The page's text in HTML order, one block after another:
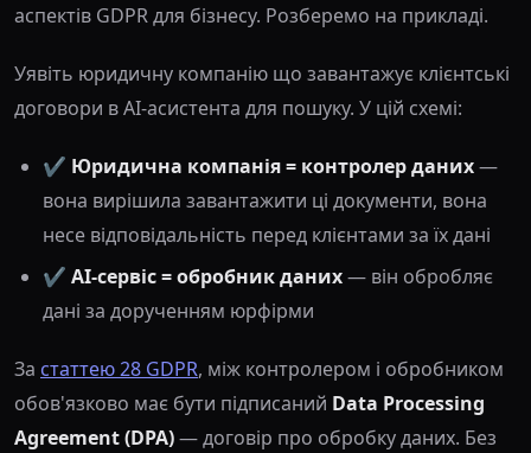
аспектів GDPR для бізнесу. Розберемо на прикладі.
Уявіть юридичну компанію що завантажує клієнтські
договори в AI-асистента для пошуку. У цій схемі:
✔️ Юридична компанія = контролер даних—
вона вирішила завантажити ці документи, вона
несе відповідальність перед клієнтами за їх дані
✔️ AI-сервіс = обробник даних— він обробляє
дані за дорученням юрфірми
За статтею 28 GDPR, між контролером і обробником
обов'язково має бути підписаний Data Processing
Agreement (DPA)— договір про обробку даних. Без